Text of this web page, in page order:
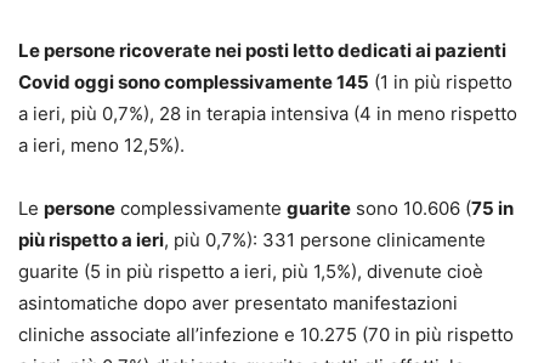
Le persone ricoverate nei posti letto dedicati ai pazienti
Covid oggi sono complessivamente 145 (1 in più rispetto
a ieri, più 0,7%), 28 in terapia intensiva (4 in meno rispetto
a ieri, meno 12,5%).
Le persone complessivamente guarite sono 10.606 (75 in
più rispetto a ieri, più 0,7%): 331 persone clinicamente
guarite (5 in più rispetto a ieri, più 1,5%), divenute cioè
asintomatiche dopo aver presentato manifestazioni
cliniche associate all’infezione e 10.275 (70 in più rispetto